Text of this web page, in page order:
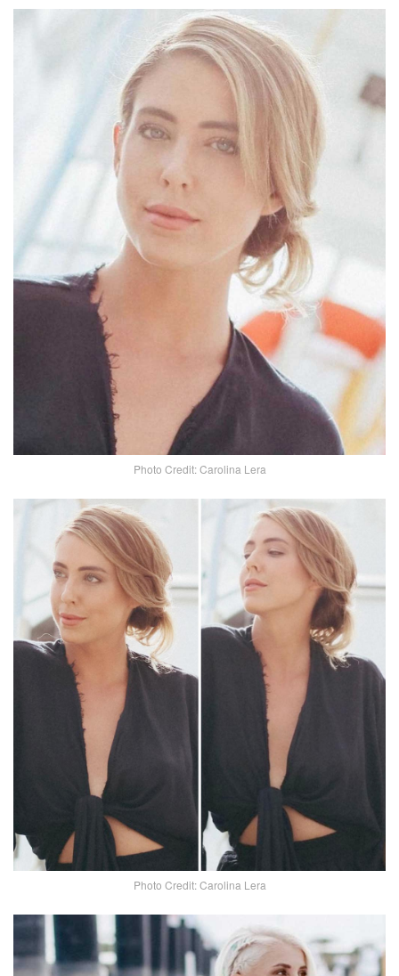
Photo Credit: Carolina Lera
Photo Credit: Carolina Lera